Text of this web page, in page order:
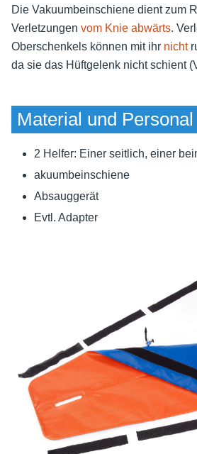
Die Vakuumbeinschiene dient zum
Verletzungen vom Knie abwärts.
Oberschenkels können mit ihr nicht
da sie das Hüftgelenk nicht schient
Material und Personal
2 Helfer: Einer seitlich, einer
akuumbeinschiene
Absauggerät
Evtl. Adapter